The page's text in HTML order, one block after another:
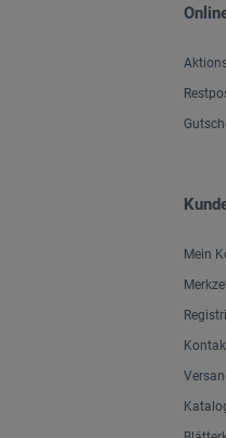
Mein